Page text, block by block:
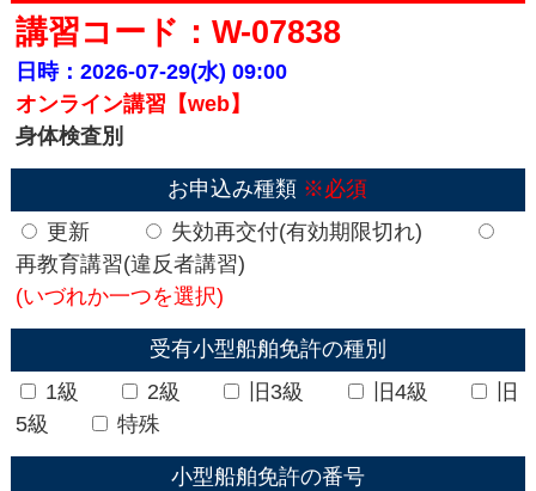
講習コード：W-07838
日時：2026-07-29(水) 09:00
オンライン講習【web】
身体検査別
お申込み種類 ※必須
更新
失効再交付(有効期限切れ)
再教育講習(違反者講習)
(いづれか一つを選択)
受有小型船舶免許の種別
1級
2級 旧3級 旧4級
旧
5級
特殊
小型船舶免許の番号